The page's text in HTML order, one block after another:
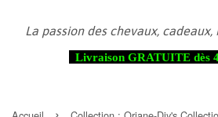
La passion des chevaux, cadeaux,
Livraison GRATUITE dès